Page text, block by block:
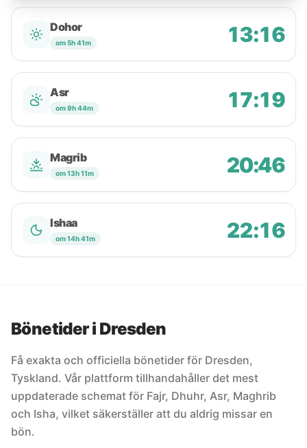
Dohor
om 5h 41m 13:16
Asr
om 9h 44m 17:19
Magrib
om 13h 11m 20:46
Ishaa
om 14h 41m 22:16
Bönetider i Dresden
Få exakta och officiella bönetider för Dresden,
Tyskland. Vår plattform tillhandahåller det mest
uppdaterade schemat för Fajr, Dhuhr, Asr, Maghrib
och Isha, vilket säkerställer att du aldrig missar en
bön.